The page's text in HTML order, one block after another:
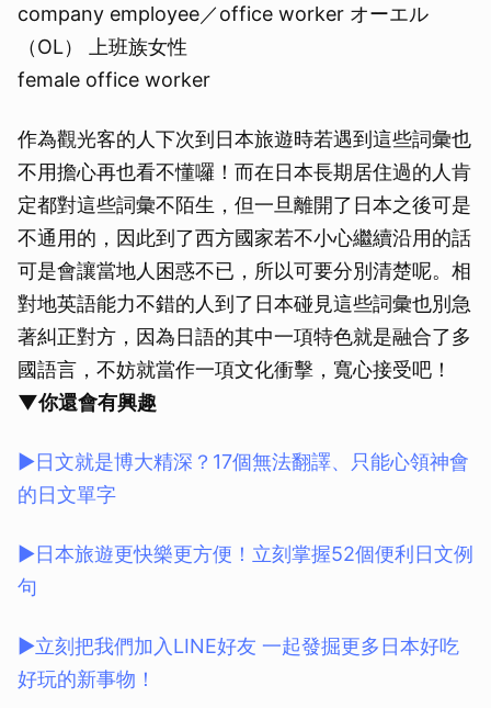
company employee／office worker オーエル
（OL） 上班族女性
female office worker
作為觀光客的人下次到日本旅遊時若遇到這些詞彙也
不用擔心再也看不懂囉！而在日本長期居住過的人肯
定都對這些詞彙不陌生，但一旦離開了日本之後可是
不通用的，因此到了西方國家若不小心繼續沿用的話
可是會讓當地人困惑不已，所以可要分別清楚呢。相
對地英語能力不錯的人到了日本碰見這些詞彙也別急
著糾正對方，因為日語的其中一項特色就是融合了多
國語言，不妨就當作一項文化衝擊，寬心接受吧！
▼你還會有興趣
▶日文就是博大精深？17個無法翻譯、只能心領神會
的日文單字
▶日本旅遊更快樂更方便！立刻掌握52個便利日文例
句
▶立刻把我們加入LINE好友 一起發掘更多日本好吃
好玩的新事物！
取消